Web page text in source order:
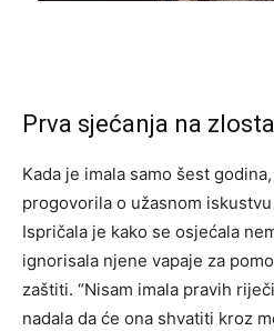
Prva sjećanja na
Kada je imala samo šest
progovorila o užasnom
Ispričala je kako se osjećala
ignorisala njene vapaje za
zaštiti. “Nisam imala pravih
nadala da će ona shvatiti kroz